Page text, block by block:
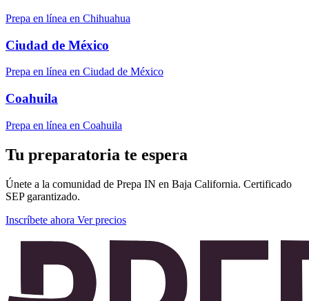
Prepa en línea en Chihuahua
Ciudad de México
Prepa en línea en Ciudad de México
Coahuila
Prepa en línea en Coahuila
Tu preparatoria te espera
Únete a la comunidad de Prepa IN en Baja California. Certificado
SEP garantizado.
Inscríbete ahora Ver precios